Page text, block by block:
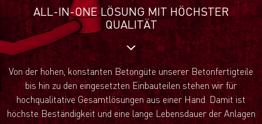
ALL-IN-ONE LÖSUNG MIT HÖCHSTER
QUALITÄT
Von der hohen, konstanten Betongüte unserer Betonfertigteile
bis hin zu den eingesetzten Einbauteilen stehen wir für
hochqualitative Gesamtlösungen aus einer Hand. Damit ist
höchste Beständigkeit und eine lange Lebensdauer der Anlagen